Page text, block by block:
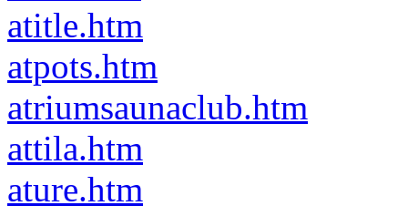
atitle.htm
atpots.htm
atriumsaunaclub.htm
attila.htm
ature.htm